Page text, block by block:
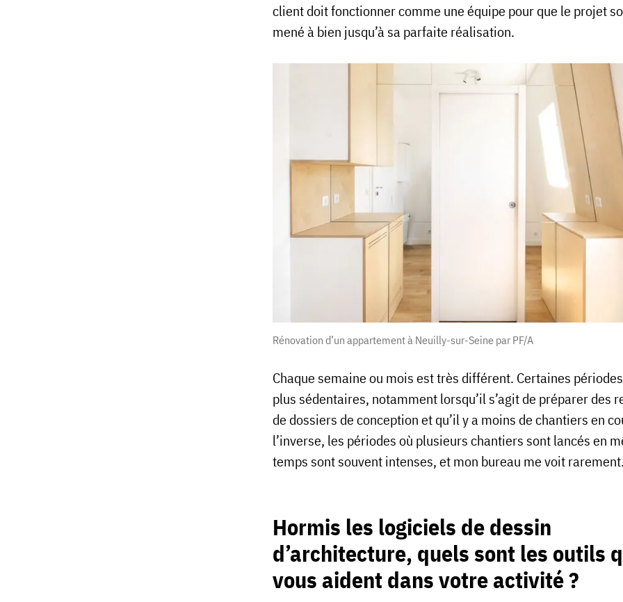
client doit fonctionner comme une équipe pour que le projet
mené à bien jusqu’à sa parfaite réalisation.
Rénovation d’un appartement à Neuilly-sur-Seine par PF/A
Chaque semaine ou mois est très différent. Certaines
plus sédentaires, notamment lorsqu’il s’agit de préparer des
de dossiers de conception et qu’il y a moins de chantiers en
l’inverse, les périodes où plusieurs chantiers sont lancés en
temps sont souvent intenses, et mon bureau me voit rarement.
Hormis les logiciels de dessin
d’architecture, quels sont les outils
vous aident dans votre activité ?